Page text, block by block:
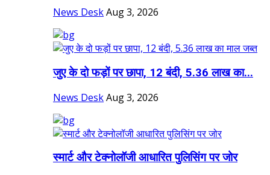
News DeskAug 3, 2026
जुए के दो फड़ों पर छापा, 12 बंदी, 5.36 लाख का...
News DeskAug 3, 2026
स्मार्ट और टेक्नोलॉजी आधारित पुलिसिंग पर जोर